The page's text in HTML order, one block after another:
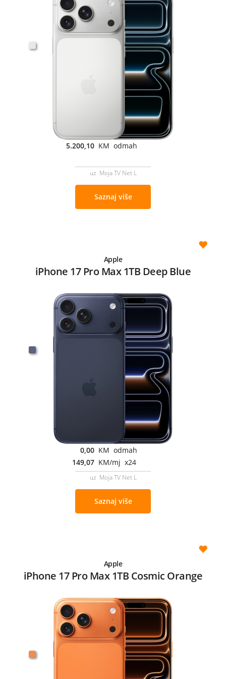
5.200,10 KM odmah
uz Moja TV Net L
Saznaj više
Apple
iPhone 17 Pro Max 1TB Deep Blue
0,00 KM odmah
149,07 KM/mj x24
uz Moja TV Net L
Saznaj više
Apple
iPhone 17 Pro Max 1TB Cosmic Orange